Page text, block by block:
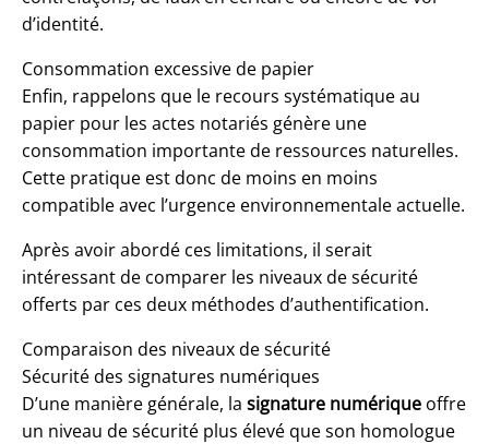
d’identité.
Consommation excessive de papier
Enfin, rappelons que le recours systématique au
papier pour les actes notariés génère une
consommation importante de ressources naturelles.
Cette pratique est donc de moins en moins
compatible avec l’urgence environnementale actuelle.
Après avoir abordé ces limitations, il serait
intéressant de comparer les niveaux de sécurité
offerts par ces deux méthodes d’authentification.
Comparaison des niveaux de sécurité
Sécurité des signatures numériques
D’une manière générale, la signature numérique offre
un niveau de sécurité plus élevé que son homologue